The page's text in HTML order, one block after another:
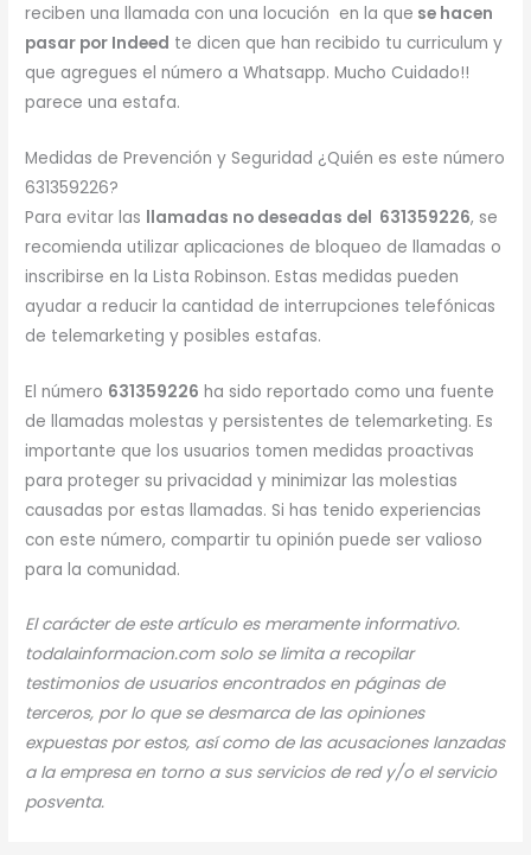
reciben una llamada con una locución en la que se hacen
pasar por Indeed te dicen que han recibido tu curriculum y
que agregues el número a Whatsapp. Mucho Cuidado!!
parece una estafa.
Medidas de Prevención y Seguridad ¿Quién es este número
631359226?
Para evitar las llamadas no deseadas del 631359226, se
recomienda utilizar aplicaciones de bloqueo de llamadas o
inscribirse en la Lista Robinson. Estas medidas pueden
ayudar a reducir la cantidad de interrupciones telefónicas
de telemarketing y posibles estafas.
El número 631359226 ha sido reportado como una fuente
de llamadas molestas y persistentes de telemarketing. Es
importante que los usuarios tomen medidas proactivas
para proteger su privacidad y minimizar las molestias
causadas por estas llamadas. Si has tenido experiencias
con este número, compartir tu opinión puede ser valioso
para la comunidad.
El carácter de este artículo es meramente informativo.
todalainformacion.com solo se limita a recopilar
testimonios de usuarios encontrados en páginas de
terceros, por lo que se desmarca de las opiniones
expuestas por estos, así como de las acusaciones lanzadas
a la empresa en torno a sus servicios de red y/o el servicio
posventa.